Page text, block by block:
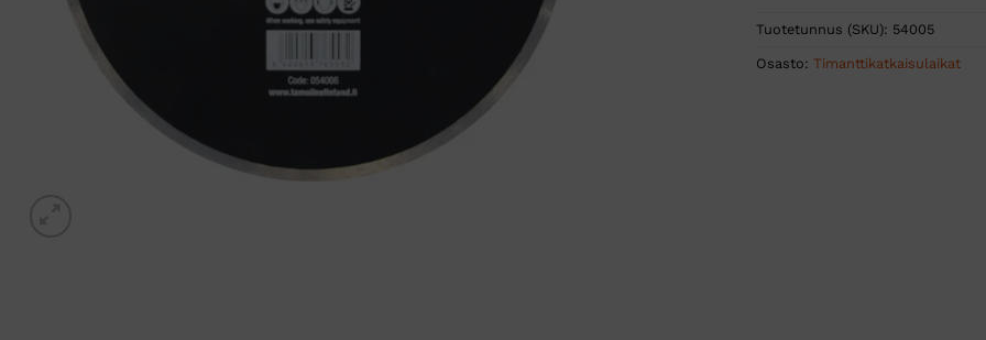
Tuotetunnus (SKU): 54005
Osasto: Timanttikatkaisulaikat